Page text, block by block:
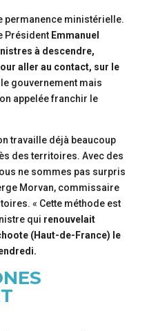
permanence ministérielle.
Président Emmanuel
à descendre,
aller au contact, sur le
gouvernement mais
appelée franchir le
travaille déjà beaucoup
des territoires. Avec des
ne sommes pas surpris
Morvan, commissaire
« Cette méthode est
qui renouvelait
(Haut-de-France) le